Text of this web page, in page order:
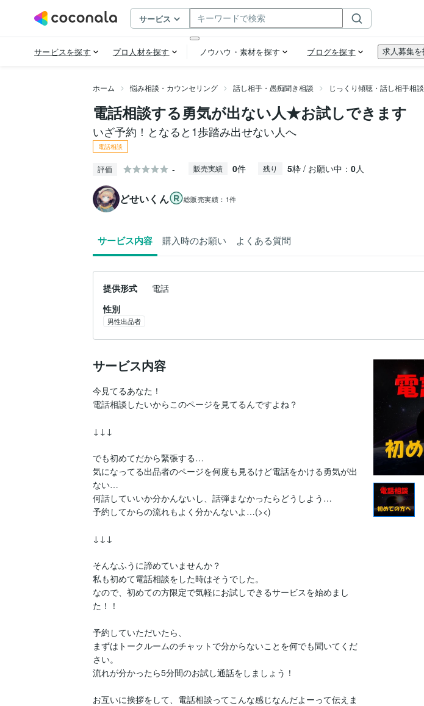
ホーム 悩み相談・カウンセリング 話し相手・愚痴聞き相談 じっくり傾聴・話し相手相談
電話相談する勇気が出ない人★お試しできます
いざ予約！となると1歩踏み出せない人へ
電話相談
評価 - 販売実績 0件 残り 5枠 / お願い中： 0人
どせいくん 総販売実績： 1件
サービス内容 購入時のお願い よくある質問
提供形式
電話
性別
男性出品者
サービス内容
今見てるあなた！
電話相談したいからこのページを見てるんですよね？
↓↓↓
でも初めてだから緊張する…
気になってる出品者のページを何度も見るけど電話をかける勇気が出
ない…
何話していいか分かんないし、話弾まなかったらどうしよう…
予約してからの流れもよく分かんないよ…(><)
↓↓↓
そんなふうに諦めていませんか？
私も初めて電話相談をした時はそうでした。
なので、初めての方限定で気軽にお試しできるサービスを始めまし
た！！
予約していただいたら、
まずはトークルームのチャットで分からないことを何でも聞いてくだ
さい。
流れが分かったら5分間のお試し通話をしましょう！
お互いに挨拶をして、電話相談ってこんな感じなんだよーって伝えま